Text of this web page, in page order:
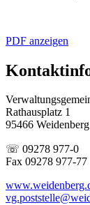
PDF anzeigen
Rathausplatz 1
95466 Weidenberg
☏ 09278 977-0
Fax 09278 977-77